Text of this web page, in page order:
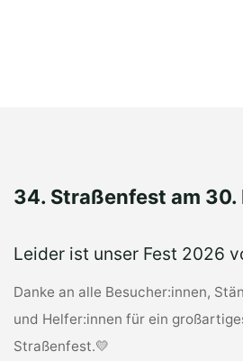
34. Straßenfest am 30.
Leider ist unser Fest 2026
Danke an alle Besucher:innen,
und Helfer:innen für ein
Straßenfest.💛